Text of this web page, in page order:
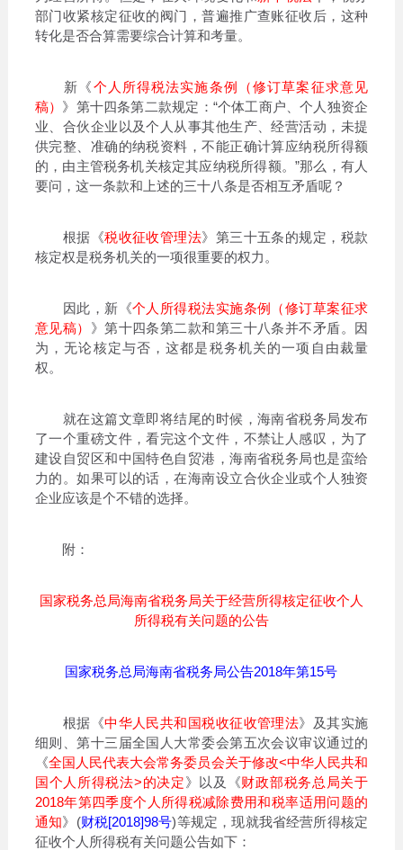
部门收紧核定征收的阀门，普遍推广查账征收后，这种
转化是否合算需要综合计算和考量。
新《个人所得税法实施条例（修订草案征求意见
稿） 》第十四条第二款规定：“个体工商户、个人独资企
业、合伙企业以及个人从事其他生产、经营活动，未提
供完整、准确的纳税资料，不能正确计算应纳税所得额
的，由主管税务机关核定其应纳税所得额。”那么，有人
要问，这一条款和上述的三十八条是否相互矛盾呢？
根据《税收征收管理法》第三十五条的规定，税款
核定权是税务机关的一项很重要的权力。
因此，新《个人所得税法实施条例（修订草案征求
意见稿） 》第十四条第二款和第三十八条并不矛盾。因
为，无论核定与否，这都是税务机关的一项自由裁量
权。
就在这篇文章即将结尾的时候，海南省税务局发布
了一个重磅文件，看完这个文件，不禁让人感叹，为了
建设自贸区和中国特色自贸港，海南省税务局也是蛮给
力的。如果可以的话，在海南设立合伙企业或个人独资
企业应该是个不错的选择。
附：
国家税务总局海南省税务局关于经营所得核定征收个人
所得税有关问题的公告
国家税务总局海南省税务局公告2018年第15号
根据《中华人民共和国税收征收管理法》及其实施
细则、第十三届全国人大常委会第五次会议审议通过的
《全国人民代表大会常务委员会关于修改<中华人民共和
国个人所得税法>的决定》以及《财政部税务总局关于
2018年第四季度个人所得税减除费用和税率适用问题的
通知》(财税[2018]98号)等规定，现就我省经营所得核定
征收个人所得税有关问题公告如下：